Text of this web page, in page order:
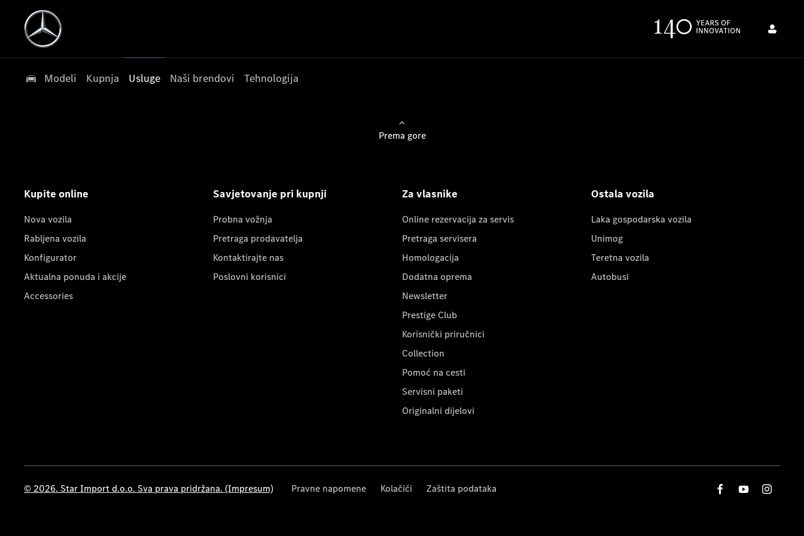
Modeli Kupnja Usluge Naši brendovi Tehnologija
Prema gore
Kupite online
Nova vozila
Rabljena vozila
Konfigurator
Aktualna ponuda i akcije
Accessories
Savjetovanje pri kupnji
Probna vožnja
Pretraga prodavatelja
Kontaktirajte nas
Poslovni korisnici
Za vlasnike
Online rezervacija za servis
Pretraga servisera
Homologacija
Dodatna oprema
Newsletter
Prestige Club
Korisnički priručnici
Collection
Pomoć na cesti
Servisni paketi
Originalni dijelovi
Ostala vozila
Laka gospodarska vozila
Unimog
Teretna vozila
Autobusi
© 2026. Star Import d.o.o. Sva prava pridržana. (Impresum) Pravne napomene Kolačići Zaštita podataka